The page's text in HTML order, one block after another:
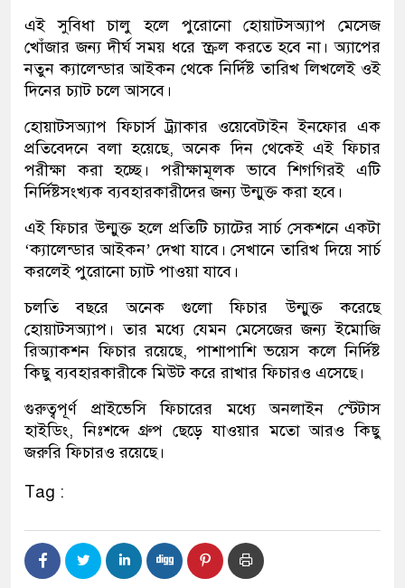
এই সুবিধা চালু হলে পুরোনো হোয়াটসঅ্যাপ মেসেজ
খোঁজার জন্য দীর্ঘ সময় ধরে স্ক্রল করতে হবে না। অ্যাপের
নতুন ক্যালেন্ডার আইকন থেকে নির্দিষ্ট তারিখ লিখলেই ওই
দিনের চ্যাট চলে আসবে।
হোয়াটসঅ্যাপ ফিচার্স ট্র্যাকার ওয়েবেটাইন ইনফোর এক
প্রতিবেদনে বলা হয়েছে, অনেক দিন থেকেই এই ফিচার
পরীক্ষা করা হচ্ছে। পরীক্ষামূলক ভাবে শিগগিরই এটি
নির্দিষ্টসংখ্যক ব্যবহারকারীদের জন্য উন্মুক্ত করা হবে।
এই ফিচার উন্মুক্ত হলে প্রতিটি চ্যাটের সার্চ সেকশনে একটা
‘ক্যালেন্ডার আইকন’ দেখা যাবে। সেখানে তারিখ দিয়ে সার্চ
করলেই পুরোনো চ্যাট পাওয়া যাবে।
চলতি বছরে অনেক গুলো ফিচার উন্মুক্ত করেছে
হোয়াটসঅ্যাপ। তার মধ্যে যেমন মেসেজের জন্য ইমোজি
রিঅ্যাকশন ফিচার রয়েছে, পাশাপাশি ভয়েস কলে নির্দিষ্ট
কিছু ব্যবহারকারীকে মিউট করে রাখার ফিচারও এসেছে।
গুরুত্বপূর্ণ প্রাইভেসি ফিচারের মধ্যে অনলাইন স্টেটাস
হাইডিং, নিঃশব্দে গ্রুপ ছেড়ে যাওয়ার মতো আরও কিছু
জরুরি ফিচারও রয়েছে।
Tag :